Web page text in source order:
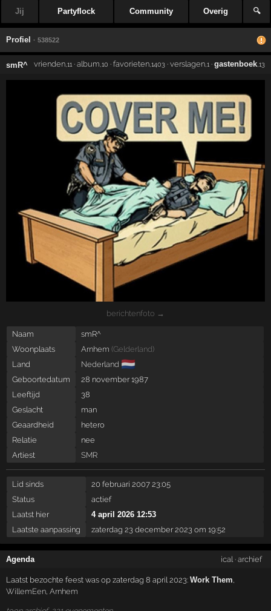
Jij Partyflock Community Overig 🔍
Profiel · 538522
smR^ vrienden,11· album ,10 · favorieten,1403· verslagen,1· gastenboek,13
berichtenfoto →
Naam
smR^
Woonplaats
Arnhem (Gelderland)
Land
Nederland 🇳🇱
Geboortedatum
28 november 1987
Leeftijd
38
Geslacht
man
Geaardheid
hetero
Relatie
nee
Artiest
SMR
Lid sinds
20 februari 2007 23:05
Status
actief
Laatst hier
4 april 2026 12:53
Laatste aanpassing
zaterdag 23 december 2023 om 19:52
Agenda ical · archief
Laatst bezochte feest was op zaterdag 8 april 2023:Work Them
WillemEen ,Arnhem